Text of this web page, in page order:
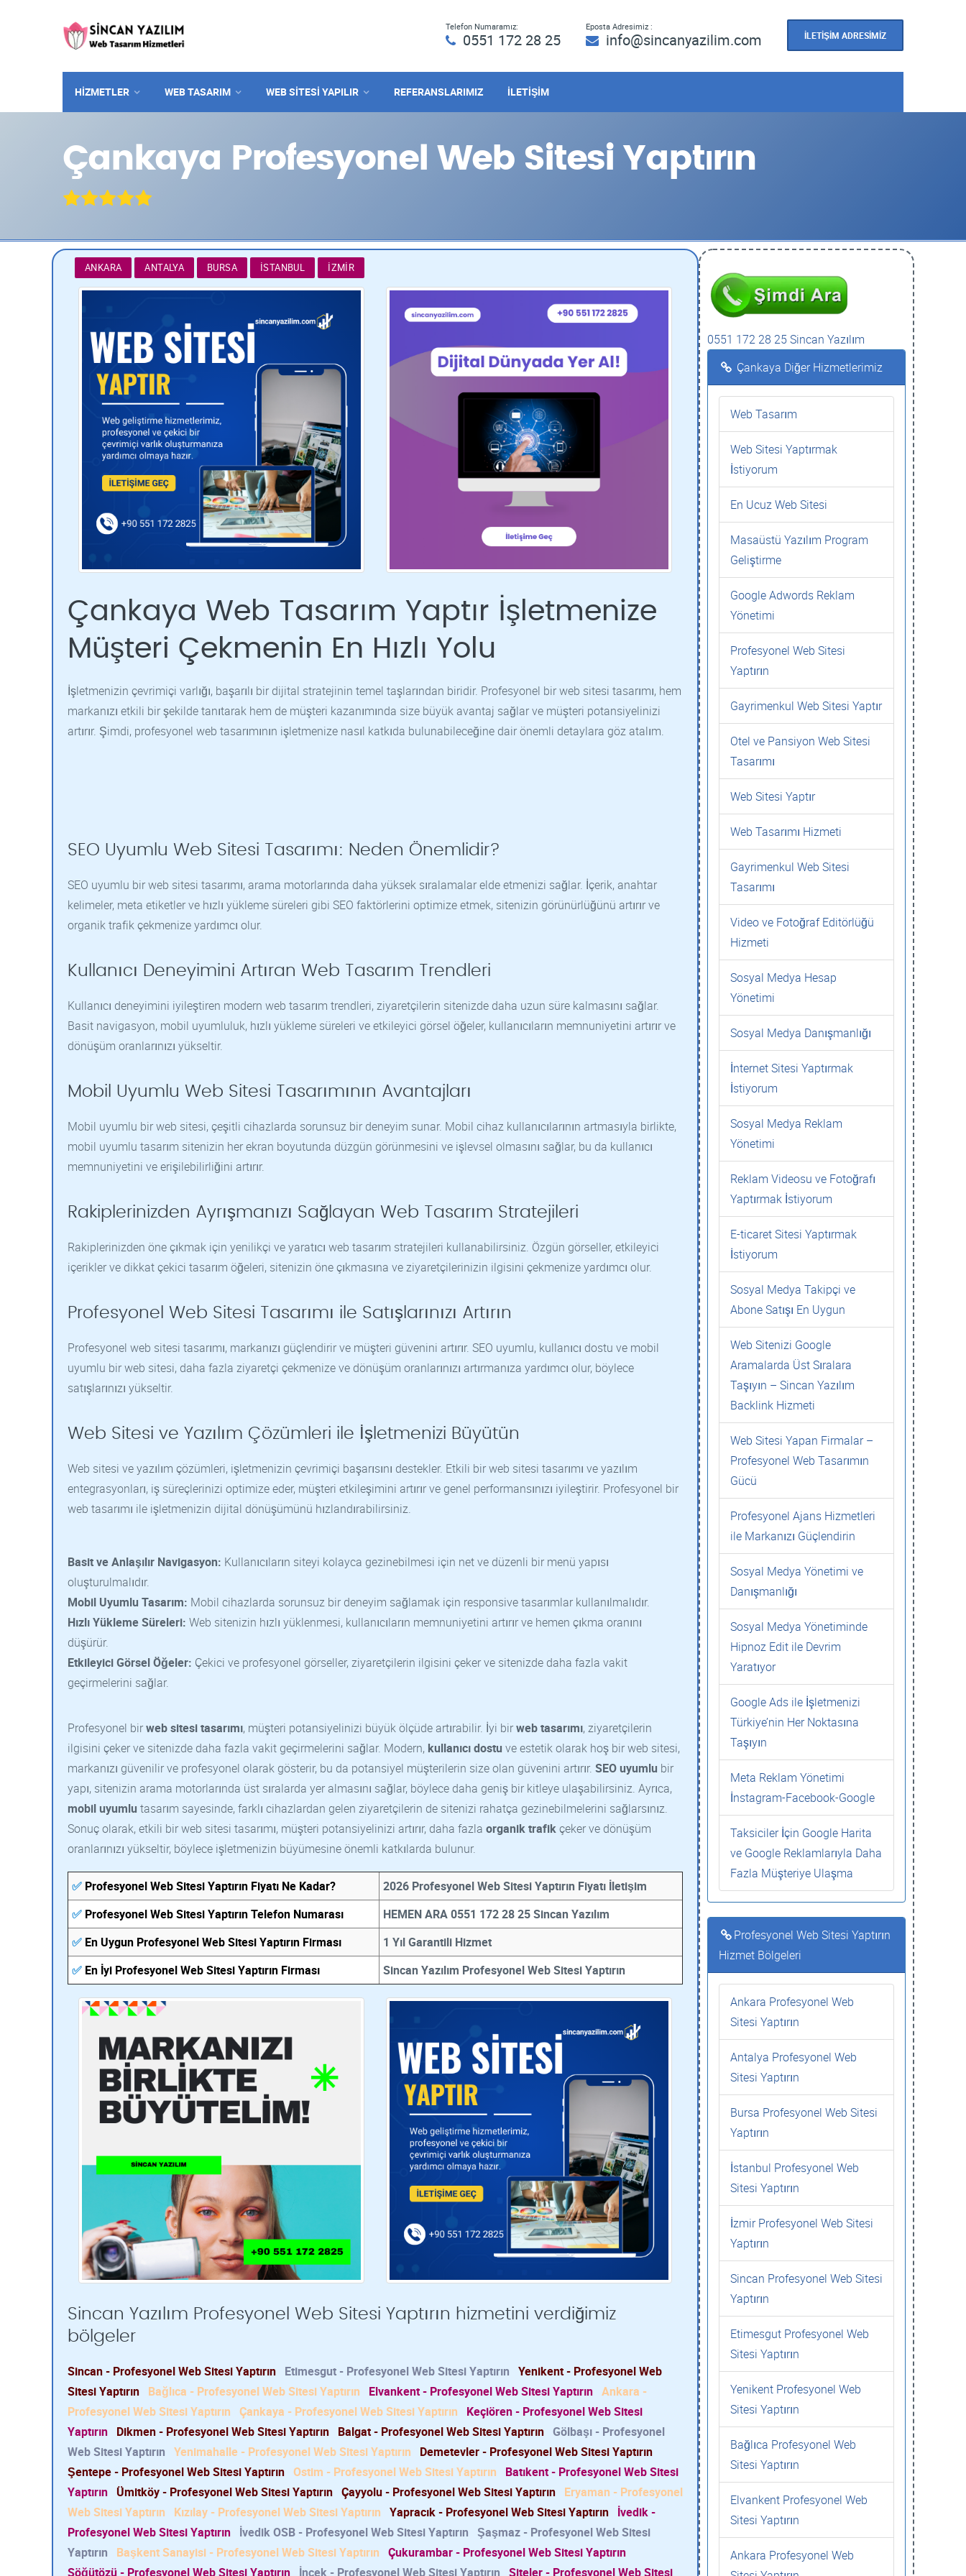
Telefon Numaramız:
0551 172 28 25
Eposta Adresimiz :
info@sincanyazilim.com İLETİŞİM ADRESİMİZ
HİZMETLER WEB TASARIM WEB SITESI YAPILIR REFERANSLARIMIZ İLETİŞİM
Çankaya Profesyonel Web Sitesi Yaptırın
ANKARA ANTALYA BURSA İSTANBUL İZMIR
Çankaya Web Tasarım Yaptır İşletmenize
Müşteri Çekmenin En Hızlı Yolu
İşletmenizin çevrimiçi varlığı, başarılı bir dijital stratejinin temel taşlarından biridir. Profesyonel bir web sitesi tasarımı, hem
markanızı etkili bir şekilde tanıtarak hem de müşteri kazanımında size büyük avantaj sağlar ve müşteri potansiyelinizi
artırır. Şimdi, profesyonel web tasarımının işletmenize nasıl katkıda bulunabileceğine dair önemli detaylara göz atalım.
SEO Uyumlu Web Sitesi Tasarımı: Neden Önemlidir?
SEO uyumlu bir web sitesi tasarımı, arama motorlarında daha yüksek sıralamalar elde etmenizi sağlar. İçerik, anahtar
kelimeler, meta etiketler ve hızlı yükleme süreleri gibi SEO faktörlerini optimize etmek, sitenizin görünürlüğünü artırır ve
organik trafik çekmenize yardımcı olur.
Kullanıcı Deneyimini Artıran Web Tasarım Trendleri
Kullanıcı deneyimini iyileştiren modern web tasarım trendleri, ziyaretçilerin sitenizde daha uzun süre kalmasını sağlar.
Basit navigasyon, mobil uyumluluk, hızlı yükleme süreleri ve etkileyici görsel öğeler, kullanıcıların memnuniyetini artırır ve
dönüşüm oranlarınızı yükseltir.
Mobil Uyumlu Web Sitesi Tasarımının Avantajları
Mobil uyumlu bir web sitesi, çeşitli cihazlarda sorunsuz bir deneyim sunar. Mobil cihaz kullanıcılarının artmasıyla birlikte,
mobil uyumlu tasarım sitenizin her ekran boyutunda düzgün görünmesini ve işlevsel olmasını sağlar, bu da kullanıcı
memnuniyetini ve erişilebilirliğini artırır.
Rakiplerinizden Ayrışmanızı Sağlayan Web Tasarım Stratejileri
Rakiplerinizden öne çıkmak için yenilikçi ve yaratıcı web tasarım stratejileri kullanabilirsiniz. Özgün görseller, etkileyici
içerikler ve dikkat çekici tasarım öğeleri, sitenizin öne çıkmasına ve ziyaretçilerinizin ilgisini çekmenize yardımcı olur.
Profesyonel Web Sitesi Tasarımı ile Satışlarınızı Artırın
Profesyonel web sitesi tasarımı, markanızı güçlendirir ve müşteri güvenini artırır. SEO uyumlu, kullanıcı dostu ve mobil
uyumlu bir web sitesi, daha fazla ziyaretçi çekmenize ve dönüşüm oranlarınızı artırmanıza yardımcı olur, böylece
satışlarınızı yükseltir.
Web Sitesi ve Yazılım Çözümleri ile İşletmenizi Büyütün
Web sitesi ve yazılım çözümleri, işletmenizin çevrimiçi başarısını destekler. Etkili bir web sitesi tasarımı ve yazılım
entegrasyonları, iş süreçlerinizi optimize eder, müşteri etkileşimini artırır ve genel performansınızı iyileştirir. Profesyonel bir
web tasarımı ile işletmenizin dijital dönüşümünü hızlandırabilirsiniz.
Basit ve Anlaşılır Navigasyon: Kullanıcıların siteyi kolayca gezinebilmesi için net ve düzenli bir menü yapısı
oluşturulmalıdır.
Mobil Uyumlu Tasarım: Mobil cihazlarda sorunsuz bir deneyim sağlamak için responsive tasarımlar kullanılmalıdır.
Hızlı Yükleme Süreleri: Web sitenizin hızlı yüklenmesi, kullanıcıların memnuniyetini artırır ve hemen çıkma oranını
düşürür.
Etkileyici Görsel Öğeler: Çekici ve profesyonel görseller, ziyaretçilerin ilgisini çeker ve sitenizde daha fazla vakit
geçirmelerini sağlar.
Profesyonel birweb sitesi tasarımı, müşteri potansiyelinizi büyük ölçüde artırabilir. İyi birweb tasarımı, ziyaretçilerin
ilgisini çeker ve sitenizde daha fazla vakit geçirmelerini sağlar. Modern, kullanıcı dostu ve estetik olarak hoş bir web sitesi,
markanızı güvenilir ve profesyonel olarak gösterir, bu da potansiyel müşterilerin size olan güvenini artırır. SEO uyumlu bir
yapı, sitenizin arama motorlarında üst sıralarda yer almasını sağlar, böylece daha geniş bir kitleye ulaşabilirsiniz. Ayrıca,
mobil uyumlu tasarım sayesinde, farklı cihazlardan gelen ziyaretçilerin de sitenizi rahatça gezinebilmelerini sağlarsınız.
Sonuç olarak, etkili bir web sitesi tasarımı, müşteri potansiyelinizi artırır, daha fazla organik trafikçeker ve dönüşüm
oranlarınızı yükseltir, böylece işletmenizin büyümesine önemli katkılarda bulunur.
✅ Profesyonel Web Sitesi Yaptırın Fiyatı Ne Kadar?
2026 Profesyonel Web Sitesi Yaptırın Fiyatı İletişim
✅ Profesyonel Web Sitesi Yaptırın Telefon Numarası
HEMEN ARA 0551 172 28 25 Sincan Yazılım
✅ En Uygun Profesyonel Web Sitesi Yaptırın Firması
1 Yıl Garantili Hizmet
✅ En İyi Profesyonel Web Sitesi Yaptırın Firması Sincan Yazılım Profesyonel Web Sitesi Yaptırın
Sincan Yazılım Profesyonel Web Sitesi Yaptırın hizmetini verdiğimiz
bölgeler
Sincan - Profesyonel Web Sitesi Yaptırın Etimesgut - Profesyonel Web Sitesi Yaptırın Yenikent - Profesyonel Web
Sitesi Yaptırın Bağlıca - Profesyonel Web Sitesi Yaptırın Elvankent - Profesyonel Web Sitesi Yaptırın Ankara -
Profesyonel Web Sitesi Yaptırın Çankaya - Profesyonel Web Sitesi Yaptırın
Keçiören - Profesyonel Web Sitesi
Yaptırın Dikmen - Profesyonel Web Sitesi Yaptırın Balgat - Profesyonel Web Sitesi Yaptırın Gölbaşı - Profesyonel
Web Sitesi Yaptırın Yenimahalle - Profesyonel Web Sitesi Yaptırın
Demetevler - Profesyonel Web Sitesi Yaptırın
Şentepe - Profesyonel Web Sitesi Yaptırın Ostim - Profesyonel Web Sitesi Yaptırın
Batıkent - Profesyonel Web Sitesi
Yaptırın Ümitköy - Profesyonel Web Sitesi Yaptırın Çayyolu - Profesyonel Web Sitesi Yaptırın Eryaman - Profesyonel
Web Sitesi Yaptırın
Kızılay - Profesyonel Web Sitesi Yaptırın Yapracık - Profesyonel Web Sitesi Yaptırın İvedik -
Profesyonel Web Sitesi Yaptırın İvedik OSB - Profesyonel Web Sitesi Yaptırın Şaşmaz - Profesyonel Web Sitesi
Yaptırın
Başkent Sanayisi - Profesyonel Web Sitesi Yaptırın Çukurambar - Profesyonel Web Sitesi Yaptırın
Söğütözü - Profesyonel Web Sitesi Yaptırın İncek - Profesyonel Web Sitesi Yaptırın Siteler - Profesyonel Web Sitesi
0551 172 28 25 Sincan Yazılım
Çankaya Diğer Hizmetlerimiz
Web Tasarım
Web Sitesi Yaptırmak
İstiyorum
En Ucuz Web Sitesi
Masaüstü Yazılım Program
Geliştirme
Google Adwords Reklam
Yönetimi
Profesyonel Web Sitesi
Yaptırın
Gayrimenkul Web Sitesi Yaptır
Otel ve Pansiyon Web Sitesi
Tasarımı
Web Sitesi Yaptır
Web Tasarımı Hizmeti
Gayrimenkul Web Sitesi
Tasarımı
Video ve Fotoğraf Editörlüğü
Hizmeti
Sosyal Medya Hesap
Yönetimi
Sosyal Medya Danışmanlığı
İnternet Sitesi Yaptırmak
İstiyorum
Sosyal Medya Reklam
Yönetimi
Reklam Videosu ve Fotoğrafı
Yaptırmak İstiyorum
E-ticaret Sitesi Yaptırmak
İstiyorum
Sosyal Medya Takipçi ve
Abone Satışı En Uygun
Web Sitenizi Google
Aramalarda Üst Sıralara
Taşıyın – Sincan Yazılım
Backlink Hizmeti
Web Sitesi Yapan Firmalar –
Profesyonel Web Tasarımın
Gücü
Profesyonel Ajans Hizmetleri
ile Markanızı Güçlendirin
Sosyal Medya Yönetimi ve
Danışmanlığı
Sosyal Medya Yönetiminde
Hipnoz Edit ile Devrim
Yaratıyor
Google Ads ile İşletmenizi
Türkiye’nin Her Noktasına
Taşıyın
Meta Reklam Yönetimi
İnstagram-Facebook-Google
Taksiciler İçin Google Harita
ve Google Reklamlarıyla Daha
Fazla Müşteriye Ulaşma
Profesyonel Web Sitesi Yaptırın
Hizmet Bölgeleri
Ankara Profesyonel Web
Sitesi Yaptırın
Antalya Profesyonel Web
Sitesi Yaptırın
Bursa Profesyonel Web Sitesi
Yaptırın
İstanbul Profesyonel Web
Sitesi Yaptırın
İzmir Profesyonel Web Sitesi
Yaptırın
Sincan Profesyonel Web Sitesi
Yaptırın
Etimesgut Profesyonel Web
Sitesi Yaptırın
Yenikent Profesyonel Web
Sitesi Yaptırın
Bağlıca Profesyonel Web
Sitesi Yaptırın
Elvankent Profesyonel Web
Sitesi Yaptırın
Ankara Profesyonel Web